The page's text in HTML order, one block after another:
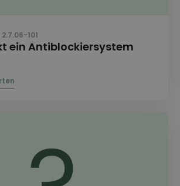
2.7.06-101
ein Antiblockiersystem